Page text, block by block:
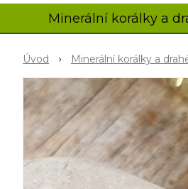
Minerální korálky a
Úvod Minerální korálky a